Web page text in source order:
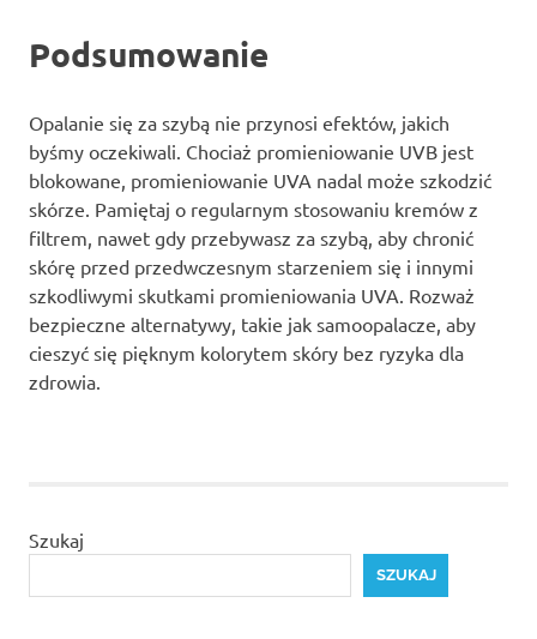
Podsumowanie
Opalanie się za szybą nie przynosi efektów, jakich
byśmy oczekiwali. Chociaż promieniowanie UVB jest
blokowane, promieniowanie UVA nadal może szkodzić
skórze. Pamiętaj o regularnym stosowaniu kremów z
filtrem, nawet gdy przebywasz za szybą, aby chronić
skórę przed przedwczesnym starzeniem się i innymi
szkodliwymi skutkami promieniowania UVA. Rozważ
bezpieczne alternatywy, takie jak samoopalacze, aby
cieszyć się pięknym kolorytem skóry bez ryzyka dla
zdrowia.
Szukaj
SZUKAJ